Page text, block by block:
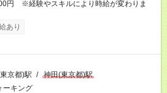
円 ※経験やスキルにより時給が変わりま
あり
京都)駅 / 神田(東京都)駅
ーキング